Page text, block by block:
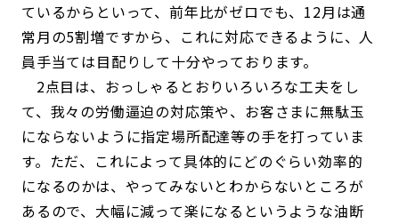
ているからといって、前年比がゼロでも、12月は通
常月の5割増ですから、これに対応できるように、人
員手当ては目配りして十分やっております。
2点目は、おっしゃるとおりいろいろな工夫をし
て、我々の労働逼迫の対応策や、お客さまに無駄玉
にならないように指定場所配達等の手を打っていま
す。ただ、これによって具体的にどのぐらい効率的
になるのかは、やってみないとわからないところが
あるので、大幅に減って楽になるというような油断